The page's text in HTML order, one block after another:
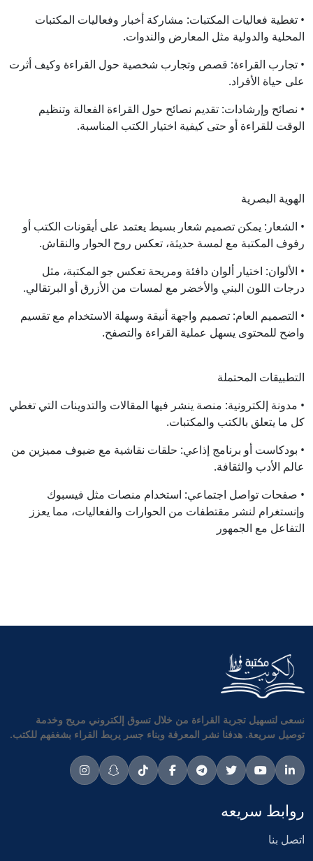
• تغطية فعاليات المكتبات: مشاركة أخبار وفعاليات المكتبات
المحلية والدولية مثل المعارض والندوات.
• تجارب القراءة: قصص وتجارب شخصية حول القراءة وكيف أثرت
على حياة الأفراد.
• نصائح وإرشادات: تقديم نصائح حول القراءة الفعالة وتنظيم
الوقت للقراءة أو حتى كيفية اختيار الكتب المناسبة.
الهوية البصرية
• الشعار: يمكن تصميم شعار بسيط يعتمد على أيقونات الكتب أو
رفوف المكتبة مع لمسة حديثة، تعكس روح الحوار والنقاش.
• الألوان: اختيار ألوان دافئة ومريحة تعكس جو المكتبة، مثل
درجات اللون البني والأخضر مع لمسات من الأزرق أو البرتقالي.
• التصميم العام: تصميم واجهة أنيقة وسهلة الاستخدام مع تقسيم
واضح للمحتوى يسهل عملية القراءة والتصفح.
التطبيقات المحتملة
• مدونة إلكترونية: منصة ينشر فيها المقالات والتدوينات التي تغطي
كل ما يتعلق بالكتب والمكتبات.
• بودكاست أو برنامج إذاعي: حلقات نقاشية مع ضيوف مميزين من
عالم الأدب والثقافة.
• صفحات تواصل اجتماعي: استخدام منصات مثل فيسبوك
وإنستغرام لنشر مقتطفات من الحوارات والفعاليات، مما يعزز
التفاعل مع الجمهور
نسعى لتسهيل تجربة القراءة من خلال تسوق إلكتروني مريح وخدمة
توصيل سريعة. هدفنا نشر المعرفة وبناء جسر يربط القراء بشغفهم للكتب.
روابط سريعه
اتصل بنا